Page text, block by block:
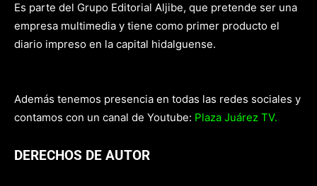
Es parte del Grupo Editorial Aljibe, que pretende ser una
empresa multimedia y tiene como primer producto el
diario impreso en la capital hidalguense.
Además tenemos presencia en todas las redes sociales y
contamos con un canal de Youtube: Plaza Juárez TV.
DERECHOS DE AUTOR